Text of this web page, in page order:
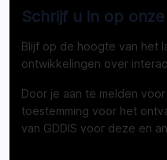
Schrijf u in op
Blijf op de hoogte van het
ontwikkelingen over
Door je aan te melden
toestemming voor het
van GDDIS voor deze en